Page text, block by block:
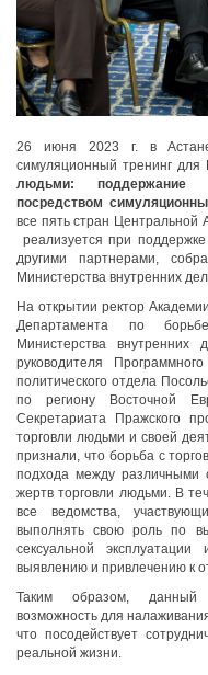
26 июня 2023 г. в Астане,
симуляционный тренинг для
людьми: поддержание
посредством
все пять стран
реализуется при
другими партнерами,
Министерства внутренних дел.
На открытии ректор
Департамента по
Министерства внутренних
руководителя
политического отдела
по региону Восточной
Секретариата Пражского
торговли людьми и своей
признали, что борьба с
подхода между различными
жертв торговли людьми. В
все ведомства,
выполнять свою роль по
сексуальной
выявлению и привлечению к
Таким образом, данный
возможность для
что посодействует
реальной жизни.